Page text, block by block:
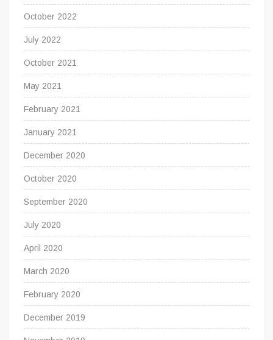
October 2022
July 2022
October 2021
May 2021
February 2021
January 2021
December 2020
October 2020
September 2020
July 2020
April 2020
March 2020
February 2020
December 2019